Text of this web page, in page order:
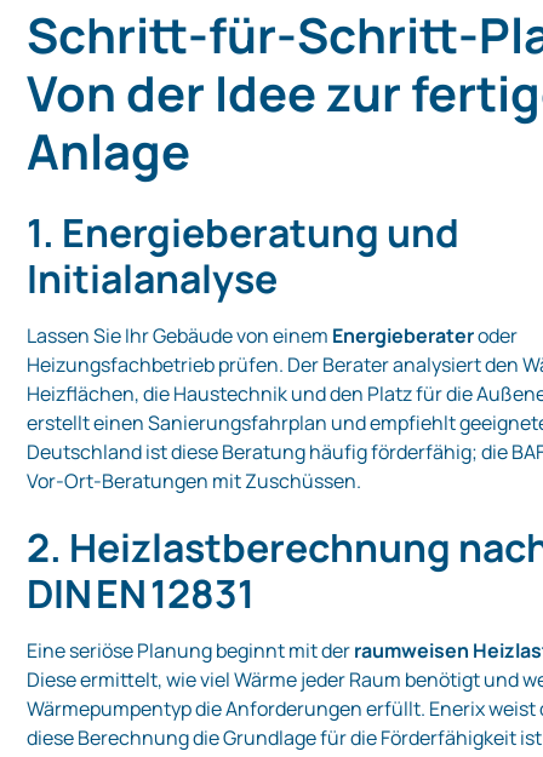
Von der Idee zur
Anlage
1. Energieberatung und
Initialanalyse
Lassen Sie Ihr Gebäude von einem Energieberateroder
Heizungsfachbetrieb prüfen. Der Berater analysiert den
Heizflächen, die Haustechnik und den Platz für die
erstellt einen Sanierungsfahrplan und empfiehlt
Deutschland ist diese Beratung häufig förderfähig; die
Vor-Ort-Beratungen mit Zuschüssen.
2. Heizlastberechnung
DIN EN 12831
Eine seriöse Planung beginnt mit derraumweisen
Diese ermittelt, wie viel Wärme jeder Raum benötigt und
Wärmepumpentyp die Anforderungen erfüllt. Enerix weist
diese Berechnung die Grundlage für die Förderfähigkeit